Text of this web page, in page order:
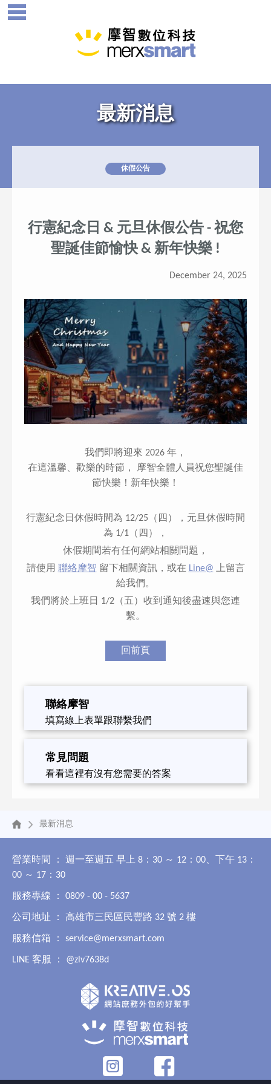
最新消息
休假公告
行憲紀念日 & 元旦休假公告 - 祝您
聖誕佳節愉快 & 新年快樂 !
December 24, 2025
我們即將迎來 2026 年，
在這溫馨、歡樂的時節， 摩智全體人員祝您聖誕佳
節快樂！新年快樂！
行憲紀念日休假時間為 12/25（四），元旦休假時間
為 1/1（四），
休假期間若有任何網站相關問題，
請使用 聯絡摩智 留下相關資訊，或在 Line@ 上留言
給我們。
我們將於上班日 1/2（五）收到通知後盡速與您連
繫。
回前頁
聯絡摩智
填寫線上表單跟聯繫我們
常見問題
看看這裡有沒有您需要的答案
最新消息
營業時間 ： 週一至週五 早上 8：30 ～ 12：00、下午 13：
00 ～ 17：30
服務專線 ： 0809 - 00 - 5637
公司地址 ： 高雄市三民區民豐路 32 號 2 樓
服務信箱 ： service@merxsmart.com
LINE 客服 ： @zlv7638d